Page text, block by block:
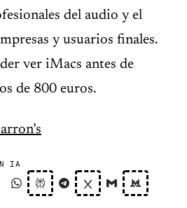
del audio y el
y usuarios finales.
ver iMacs antes de
de 800 euros.
IA